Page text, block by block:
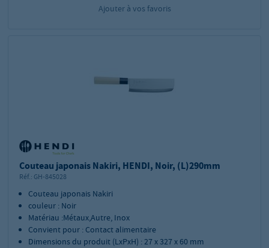
Ajouter à vos favoris
Couteau japonais Nakiri, HENDI, Noir, (L)290mm
Réf.: GH-845028
Couteau japonais Nakiri
couleur : Noir
Matériau :Métaux,Autre, Inox
Convient pour : Contact alimentaire
Dimensions du produit (LxPxH) : 27 x 327 x 60 mm